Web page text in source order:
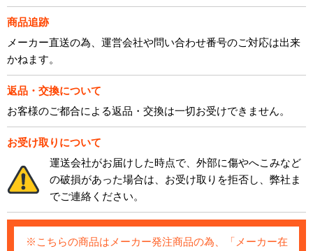
商品追跡
メーカー直送の為、運営会社や問い合わせ番号のご対応は出来
かねます。
返品・交換について
お客様のご都合による返品・交換は一切お受けできません。
お受け取りについて
運送会社がお届けした時点で、外部に傷やへこみなど
の破損があった場合は、お受け取りを拒否し、弊社ま
でご連絡ください。
※こちらの商品はメーカー発注商品の為、「メーカー在